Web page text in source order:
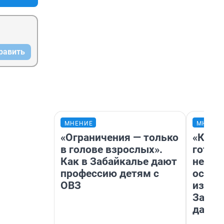
МНЕНИЕ
«Ограничения — только
в голове взрослых».
Как в Забайкалье дают
профессию детям с
ОВЗ
дачу